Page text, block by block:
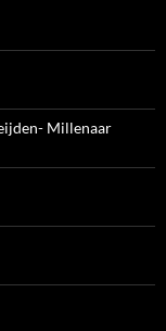
Millenaar